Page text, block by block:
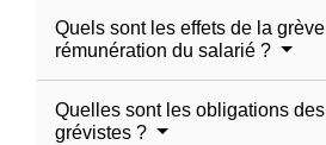
Quels sont les effets de la
rémunération du salarié ?
Quelles sont les obligations
grévistes ?